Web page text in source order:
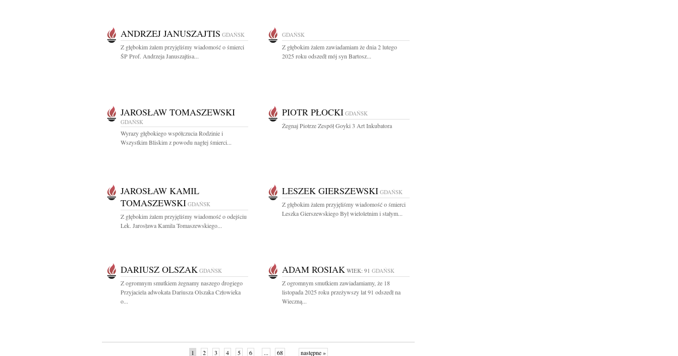
ANDRZEJ JANUSZAJTIS GDAŃSK
Z głębokim żalem przyjęliśmy wiadomość o śmierci
ŚP Prof. Andrzeja Januszajtisa...
GDAŃSK
Z głębokim żalem zawiadamiam że dnia 2 lutego
2025 roku odszedł mój syn Bartosz...
JAROSŁAW TOMASZEWSKI
GDAŃSK
Wyrazy głębokiego współczucia Rodzinie i
Wszystkim Bliskim z powodu nagłej śmierci...
PIOTR PŁOCKI GDAŃSK
Żegnaj Piotrze Zespół Goyki 3 Art Inkubatora
JAROSŁAW KAMIL
TOMASZEWSKI GDAŃSK
Z głębokim żalem przyjęliśmy wiadomość o odejściu
Lek. Jarosława Kamila Tomaszewskiego...
LESZEK GIERSZEWSKI GDAŃSK
Z głębokim żalem przyjęliśmy wiadomość o śmierci
Leszka Gierszewskiego Był wieloletnim i stałym...
DARIUSZ OLSZAK GDAŃSK
Z ogromnym smutkiem żegnamy naszego drogiego
Przyjaciela adwokata Dariusza Olszaka Człowieka
o...
ADAM ROSIAK WIEK: 91 GDAŃSK
Z ogromnym smutkiem zawiadamiamy, że 18
listopada 2025 roku przeżywszy lat 91 odszedł na
Wieczną...
1 2 3 4 5 6 ... 68 następne »